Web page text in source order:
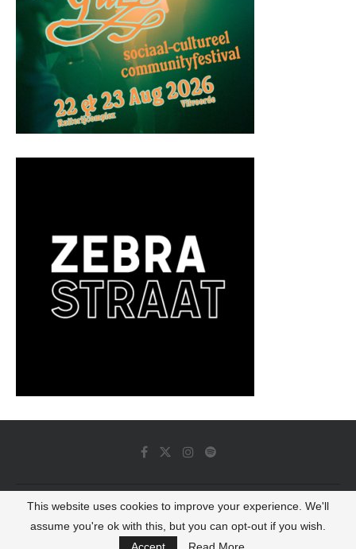
© 2022 - Luminous Dash All Rights Reserved
BACK TO TOP
This website uses cookies to improve your experience. We'll
assume you're ok with this, but you can opt-out if you wish.